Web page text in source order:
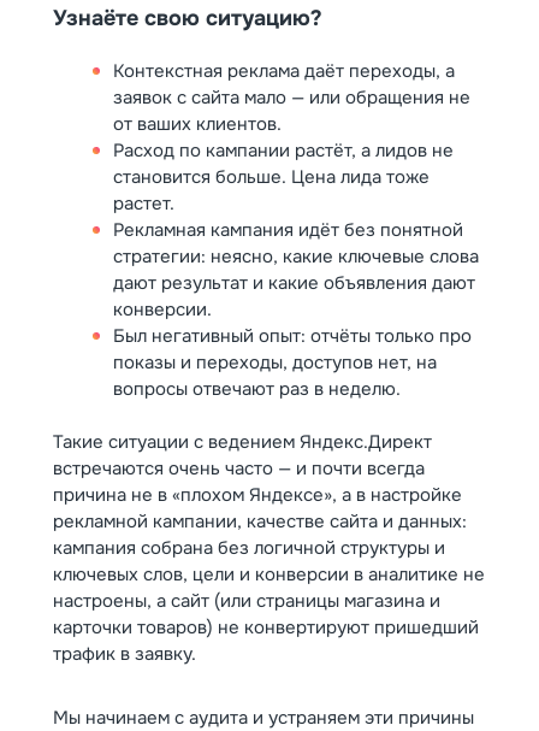
Чтобы кампания работала эффективно, важны
объявления и аналитика конверсий — тогда
стоимость и цена лида становятся
управляемыми.
Мы настраиваем кампании в Директе и берём их
на ведение так, чтобы вы видели понятные
показатели: расход, показы, клики, конверсии и
заявки. Сами дорабатываем посадочные
страницы, чтобы поднять конверсию в
обращение. По согласованию фиксируем
целевую цену лида на месяц и показываем
результаты в отчёте: что изменили, какое
решение приняли и почему это влияет на
Узнаёте свою ситуацию?
Контекстная реклама даёт переходы, а
заявок с сайта мало — или обращения не
от ваших клиентов.
Расход по кампании растёт, а лидов не
становится больше. Цена лида тоже
растет.
Рекламная кампания идёт без понятной
стратегии: неясно, какие ключевые слова
дают результат и какие объявления дают
конверсии.
Был негативный опыт: отчёты только про
показы и переходы, доступов нет, на
вопросы отвечают раз в неделю.
Такие ситуации с ведением Яндекс.Директ
встречаются очень часто — и почти всегда
причина не в «плохом Яндексе», а в настройке
рекламной кампании, качестве сайта и данных:
кампания собрана без логичной структуры и
ключевых слов, цели и конверсии в аналитике не
настроены, а сайт (или страницы магазина и
карточки товаров) не конвертируют пришедший
трафик в заявку.
Мы начинаем с аудита и устраняем эти причины